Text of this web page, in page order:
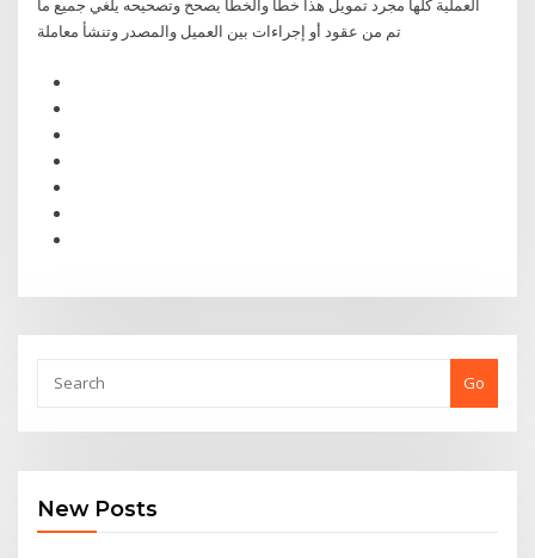
العملية كلها مجرد تمويل هذا خطأ والخطأ يصحح وتصحيحه يلغي جميع ما
تم من عقود أو إجراءات بين العميل والمصدر وتنشأ معاملة
Go
New Posts